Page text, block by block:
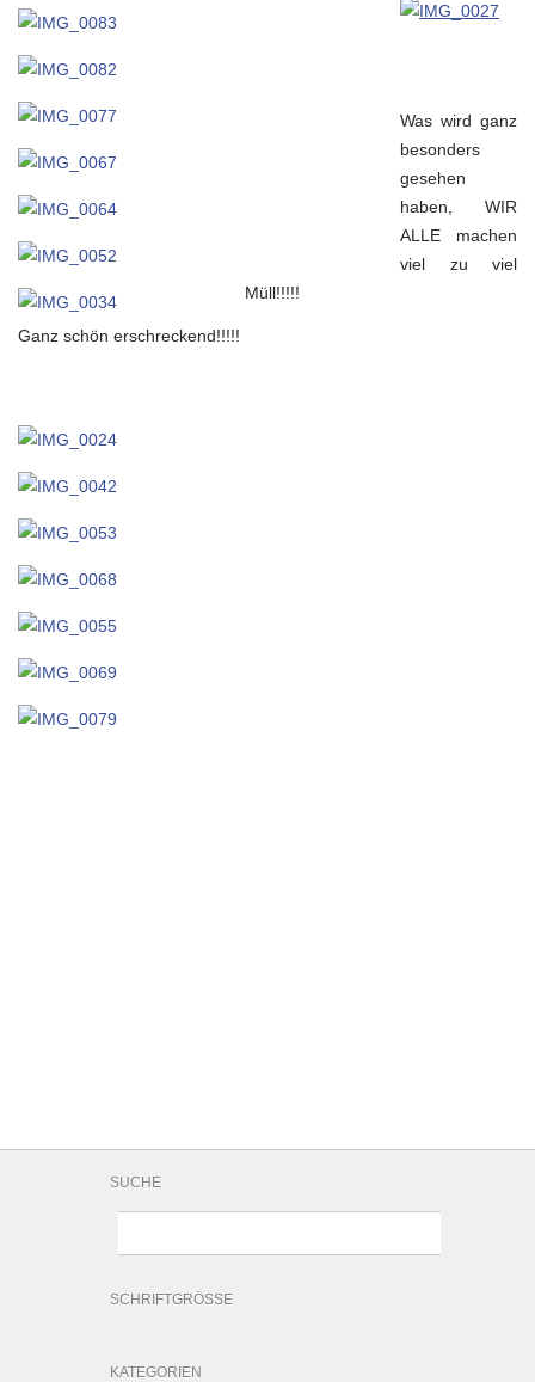
Was wird ganz
besonders
gesehen
haben, WIR
ALLE machen
viel zu viel
Müll!!!!!
Ganz schön erschreckend!!!!!
SUCHE
SCHRIFTGRÖSSE
KATEGORIEN